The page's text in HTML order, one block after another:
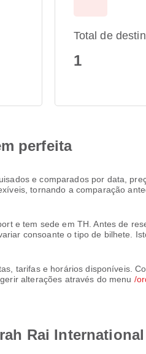
Total de
1
perfeita
e comparados por data,
tornando a comparação
e tem sede em TH. Antes de
consoante o tipo de bilhete.
tarifas e horários disponíveis.
alterações através do menu /
Rai